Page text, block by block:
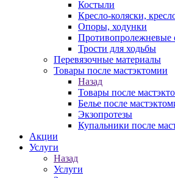
Костыли
Кресло-коляски,
Опоры, ходунки
Противопролежневые
Трости для ходьбы
Перевязочные материалы
Товары после мастэктомии
Назад
Товары после
Белье после
Экзопротезы
Купальники после
Акции
Услуги
Назад
Услуги